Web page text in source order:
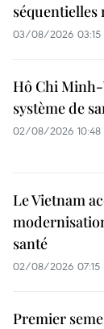
séquentielles
03/08/2026 03:15
Hô Chi
système de
02/08/2026 10:48
Le Vietnam
santé
02/08/2026 07:15
Premier